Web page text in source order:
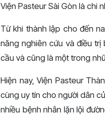
Viện Pasteur Sài Gòn là chi
Từ khi thành lập cho đến
năng nghiên cứu và điều
cầu và cũng là một trong
Hiện nay, Viện Pasteur
cùng uy tín cho người dân
nhiều bệnh nhân lặn lội